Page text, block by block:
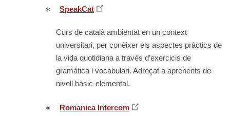
∗ SpeakCat
Curs de català ambientat en un context
universitari, per conèixer els aspectes pràctics de
la vida quotidiana a través d’exercicis de
gramàtica i vocabulari. Adreçat a aprenents de
nivell bàsic-elemental.
∗ Romanica Intercom